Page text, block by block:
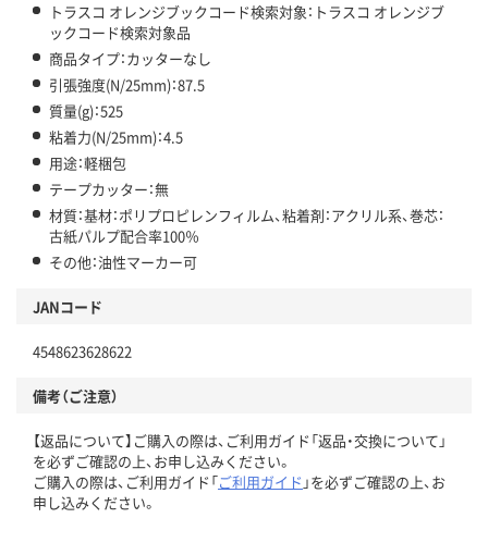
トラスコ オレンジブックコード検索対象：トラスコ オレンジブ
ックコード検索対象品
商品タイプ：カッターなし
引張強度(N/25mm)：87.5
質量(g)：525
粘着力(N/25mm)：4.5
用途：軽梱包
テープカッター：無
材質：基材：ポリプロピレンフィルム、粘着剤：アクリル系、巻芯：
古紙パルプ配合率100％
その他：油性マーカー可
JANコード
4548623628622
備考（ご注意）
【返品について】ご購入の際は、ご利用ガイド「返品・交換について」
を必ずご確認の上、お申し込みください。
ご購入の際は、ご利用ガイド「ご利用ガイド 」を必ずご確認の上、お
申し込みください。